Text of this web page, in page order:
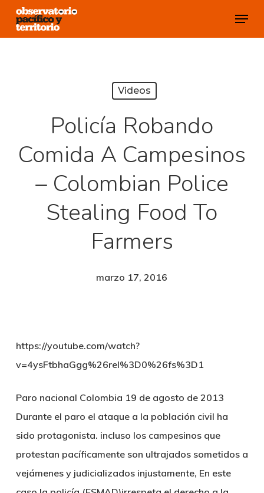
Skip
Menu
Videos
Policía Robando
Comida A Campesinos
– Colombian Police
Stealing Food To
Farmers
marzo 17, 2016
https://youtube.com/watch?
v=4ysFtbhaGgg%26rel%3D0%26fs%3D1
Paro nacional Colombia 19 de agosto de 2013
Durante el paro el ataque a la población civil ha
sido protagonista. incluso los campesinos que
protestan pacíficamente son ultrajados sometidos a
vejámenes y judicializados injustamente, En este
Close